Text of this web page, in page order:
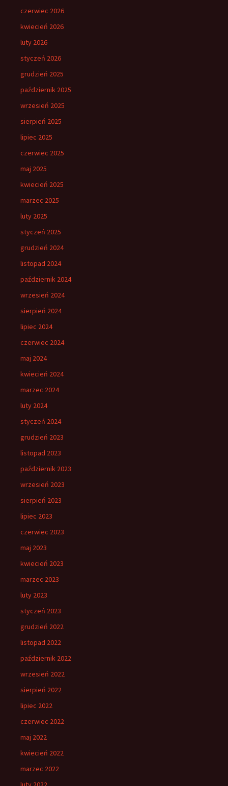
czerwiec 2026
kwiecień 2026
luty 2026
styczeń 2026
grudzień 2025
październik 2025
wrzesień 2025
sierpień 2025
lipiec 2025
czerwiec 2025
maj 2025
kwiecień 2025
marzec 2025
luty 2025
styczeń 2025
grudzień 2024
listopad 2024
październik 2024
wrzesień 2024
sierpień 2024
lipiec 2024
czerwiec 2024
maj 2024
kwiecień 2024
marzec 2024
luty 2024
styczeń 2024
grudzień 2023
listopad 2023
październik 2023
wrzesień 2023
sierpień 2023
lipiec 2023
czerwiec 2023
maj 2023
kwiecień 2023
marzec 2023
luty 2023
styczeń 2023
grudzień 2022
listopad 2022
październik 2022
wrzesień 2022
sierpień 2022
lipiec 2022
czerwiec 2022
maj 2022
kwiecień 2022
marzec 2022